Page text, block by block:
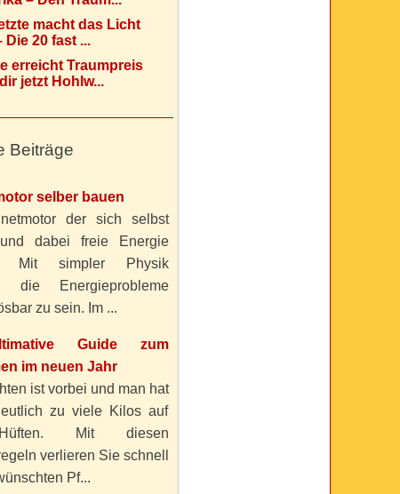
macht das Licht
Die 20 fast ...
erreicht Traumpreis
jetzt Hohlw...
Beiträge
selber bauen
der sich selbst
dabei freie Energie
Mit simpler Physik
die Energieprobleme
zu sein. Im ...
Guide zum
im neuen Jahr
ist vorbei und man hat
zu viele Kilos auf
Mit diesen
verlieren Sie schnell
Pf...